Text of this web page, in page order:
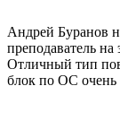
Андрей Буранов
преподаватель на
Отличный тип
блок по ОС очень